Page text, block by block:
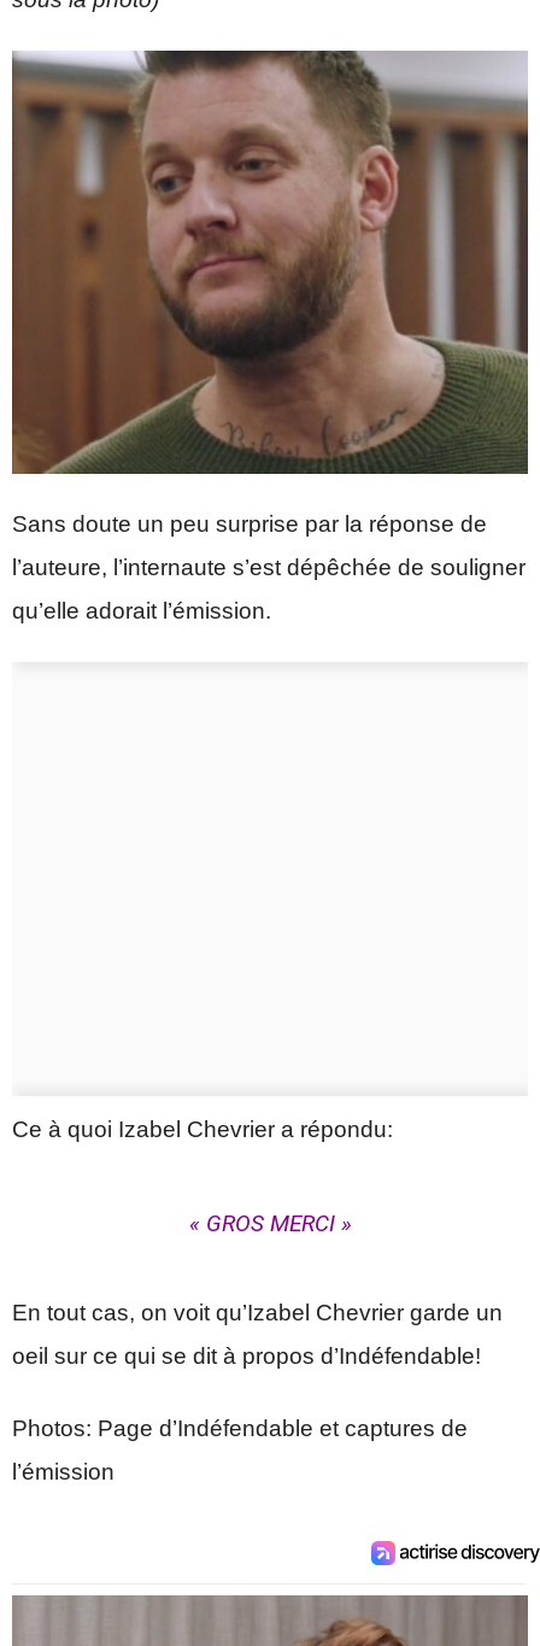
Sans doute un peu surprise par la réponse de
l’auteure, l’internaute s’est dépêchée de souligner
qu’elle adorait l’émission.
Ce à quoi Izabel Chevrier a répondu:
« GROS MERCI »
En tout cas, on voit qu’Izabel Chevrier garde un
oeil sur ce qui se dit à propos d’Indéfendable!
Photos: Page d’Indéfendable et captures de
l’émission